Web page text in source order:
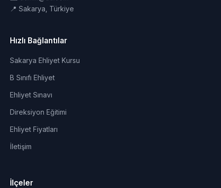
📍 Sakarya, Türkiye
Hızlı Bağlantılar
Sakarya Ehliyet Kursu
B Sınıfı Ehliyet
Ehliyet Sınavı
Direksiyon Eğitimi
Ehliyet Fiyatları
İletişim
İlçeler